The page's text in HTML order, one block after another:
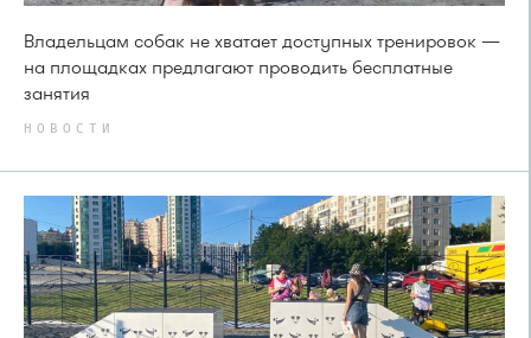
Владельцам собак не хватает доступных тренировок —
на площадках предлагают проводить бесплатные
занятия
НОВОСТИ